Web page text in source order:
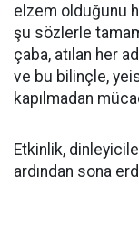
elzem olduğunu
şu sözlerle
çaba, atılan her
ve bu bilinçle,
kapılmadan
Etkinlik,
ardından sona